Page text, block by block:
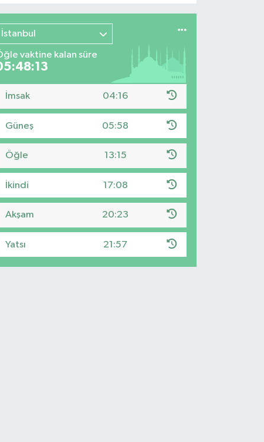
İstanbul
vaktine kalan süre
İmsak 04:16
Güneş 05:58
Öğle 13:15
İkindi 17:08
Akşam 20:23
Yatsı 21:57